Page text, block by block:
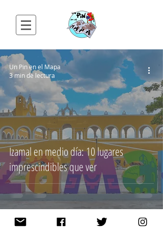
Izamal en medio día: 10 lugares
imprescindibles que ver
Un Pin en el Mapa
3 min de lectura